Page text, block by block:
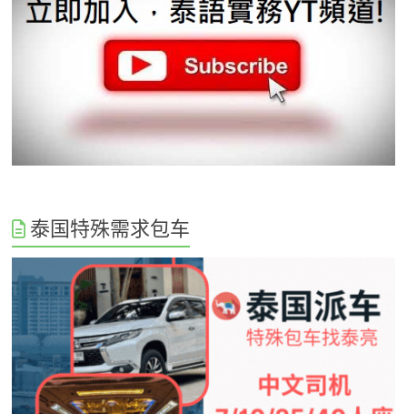
泰国特殊需求包车